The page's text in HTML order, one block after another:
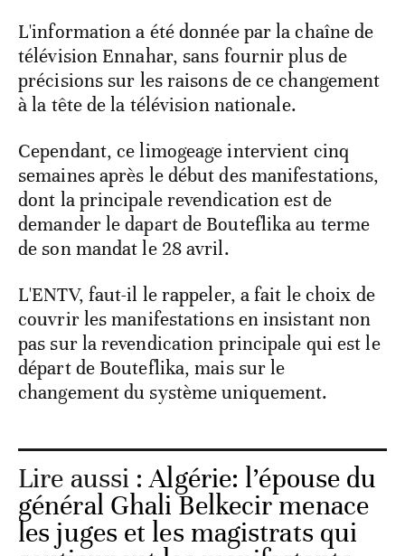
L'information a été donnée par la chaîne de
télévision Ennahar, sans fournir plus de
précisions sur les raisons de ce changement
à la tête de la télévision nationale.
Cependant, ce limogeage intervient cinq
semaines après le début des manifestations,
dont la principale revendication est de
demander le dapart de Bouteflika au terme
de son mandat le 28 avril.
L'ENTV, faut-il le rappeler, a fait le choix de
couvrir les manifestations en insistant non
pas sur la revendication principale qui est le
départ de Bouteflika, mais sur le
changement du système uniquement.
Lire aussi :Algérie: l’épouse du
général Ghali Belkecir menace
les juges et les magistrats qui